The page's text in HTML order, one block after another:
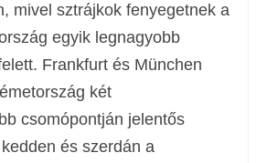
mivel sztrájkok fenyegetnek a
egyik legnagyobb
Frankfurt és München
két
csomópontján jelentős
és szerdán a